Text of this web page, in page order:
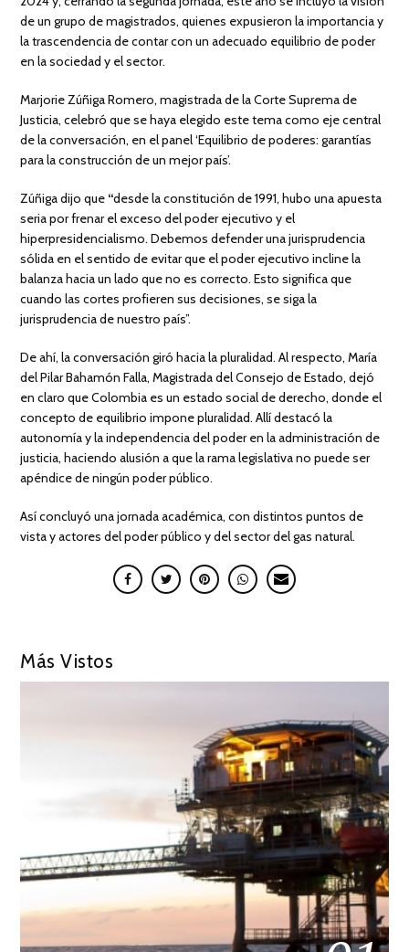
de un grupo de magistrados, quienes expusieron la importancia y
la trascendencia de contar con un adecuado equilibrio de poder
en la sociedad y el sector.
Marjorie Zúñiga Romero, magistrada de la Corte Suprema de
Justicia, celebró que se haya elegido este tema como eje central
de la conversación, en el panel ‘Equilibrio de poderes: garantías
para la construcción de un mejor país’.
Zúñiga dijo que “desde la constitución de 1991, hubo una apuesta
seria por frenar el exceso del poder ejecutivo y el
hiperpresidencialismo. Debemos defender una jurisprudencia
sólida en el sentido de evitar que el poder ejecutivo incline la
balanza hacia un lado que no es correcto. Esto significa que
cuando las cortes profieren sus decisiones, se siga la
jurisprudencia de nuestro país”.
De ahí, la conversación giró hacia la pluralidad. Al respecto, María
del Pilar Bahamón Falla, Magistrada del Consejo de Estado, dejó
en claro que Colombia es un estado social de derecho, donde el
concepto de equilibrio impone pluralidad. Allí destacó la
autonomía y la independencia del poder en la administración de
justicia, haciendo alusión a que la rama legislativa no puede ser
apéndice de ningún poder público.
Así concluyó una jornada académica, con distintos puntos de
vista y actores del poder público y del sector del gas natural.
Más Vistos